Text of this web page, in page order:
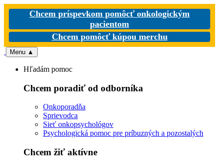
Chcem príspevkom pomôcť onkologickým
pacientom
Chcem pomôcť kúpou merchu
Menu ▲
Hľadám pomoc
Chcem poradiť od odborníka
Onkoporadňa
Sprievodca
Sieť onkopsychológov
Psychologická pomoc pre príbuzných a pozostalých
Chcem žiť aktívne